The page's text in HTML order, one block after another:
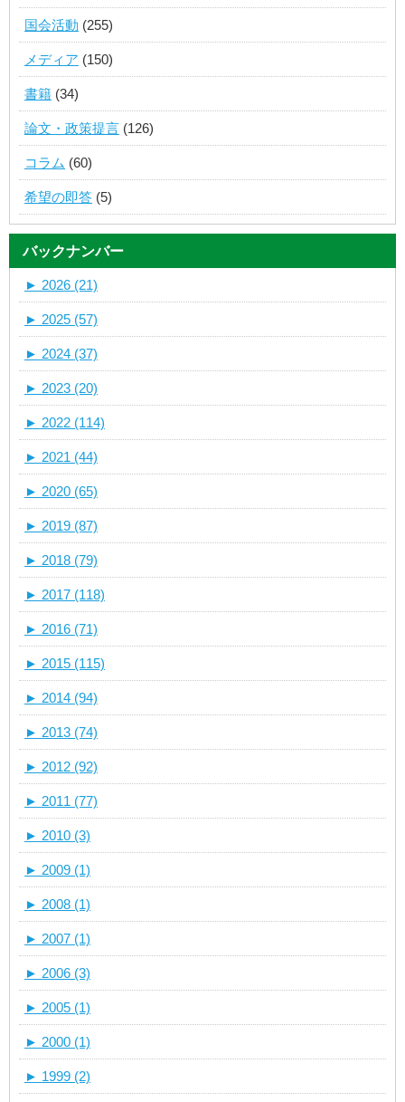
国会活動 (255)
メディア (150)
書籍 (34)
論文・政策提言 (126)
コラム (60)
希望の即答 (5)
バックナンバー
► 2026 (21)
► 2025 (57)
► 2024 (37)
► 2023 (20)
► 2022 (114)
► 2021 (44)
► 2020 (65)
► 2019 (87)
► 2018 (79)
► 2017 (118)
► 2016 (71)
► 2015 (115)
► 2014 (94)
► 2013 (74)
► 2012 (92)
► 2011 (77)
► 2010 (3)
► 2009 (1)
► 2008 (1)
► 2007 (1)
► 2006 (3)
► 2005 (1)
► 2000 (1)
► 1999 (2)